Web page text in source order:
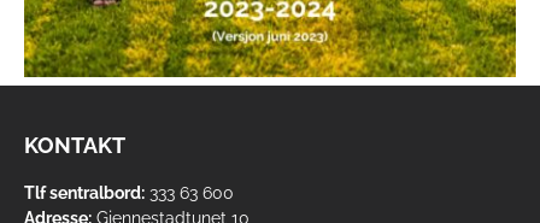
KONTAKT
Tlf sentralbord: 333 63 600
Adresse: Gjennestadtunet 10,